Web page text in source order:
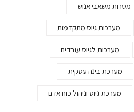
מטרות משאבי אנוש
מערכות גיוס מתקדמות
מערכות לגיוס עובדים
מערכת בינה עסקית
מערכת גיוס וניהול כוח אדם